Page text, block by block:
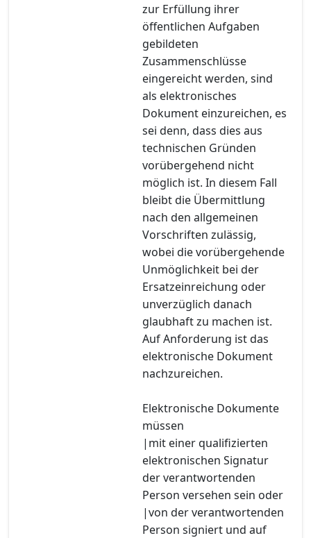
zur Erfüllung ihrer
öffentlichen Aufgaben
gebildeten
Zusammenschlüsse
eingereicht werden, sind
als elektronisches
Dokument einzureichen, es
sei denn, dass dies aus
technischen Gründen
vorübergehend nicht
möglich ist. In diesem Fall
bleibt die Übermittlung
nach den allgemeinen
Vorschriften zulässig,
wobei die vorübergehende
Unmöglichkeit bei der
Ersatzeinreichung oder
unverzüglich danach
glaubhaft zu machen ist.
Auf Anforderung ist das
elektronische Dokument
nachzureichen.
Elektronische Dokumente
müssen
|mit einer qualifizierten
elektronischen Signatur
der verantwortenden
Person versehen sein oder
|von der verantwortenden
Person signiert und auf